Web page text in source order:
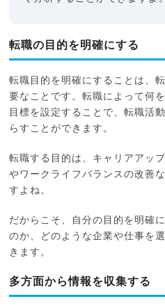
転職の目的を明確にする
転職目的を明確にすることは、
要なことです。転職によって何
目標を設定することで、転職活
らすことができます。
転職する目的は、キャリアアッ
やワークライフバランスの改善
すよね。
だからこそ、自分の目的を明確
のか、どのような企業や仕事を
きます。
多方面から情報を収集する